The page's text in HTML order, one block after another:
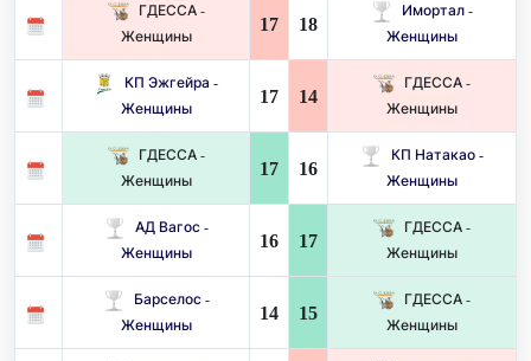
ГДЕССА -
Женщины
17 18
Имортал -
Женщины
КП Эжгейра -
Женщины
17 14
ГДЕССА -
Женщины
ГДЕССА -
Женщины
17 16
КП Натакао -
Женщины
АД Вагос -
Женщины
16 17
ГДЕССА -
Женщины
Барселос -
Женщины
14 15
ГДЕССА -
Женщины